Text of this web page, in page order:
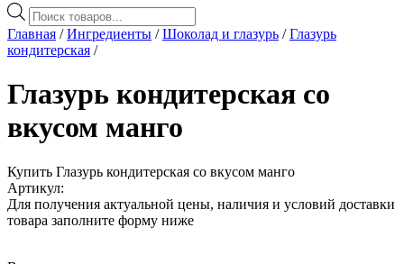
Поиск
товаров
Главная /Ингредиенты /Шоколад и глазурь /Глазурь
кондитерская /
Глазурь кондитерская со
вкусом манго
Купить Глазурь кондитерская со вкусом манго
Артикул:
Для получения актуальной цены, наличия и условий доставки
товара заполните форму ниже